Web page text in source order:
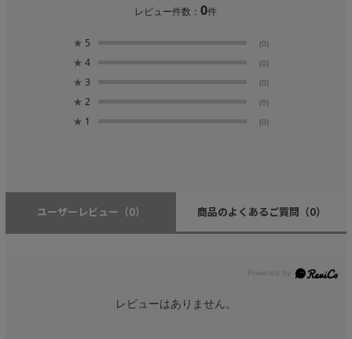
レビュー件数：0件
★ 5 (0)
★ 4 (0)
★ 3 (0)
★ 2 (0)
★ 1 (0)
ユーザーレビュー （0） 商品のよくあるご質問 （0）
レビューはありません。